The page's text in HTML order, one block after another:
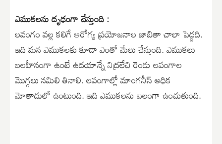
ఎముకలను దృఢంగా చేస్తుంది :
లవంగం వల్ల కలిగే ఆరోగ్య ప్రయోజనాల జాబితా చాలా పెద్దది.
ఇది మన ఎముకలకు కూడా ఎంతో మేలు చేస్తుంది. ఎముకలు
బలహీనంగా ఉంటే ఉదయాన్నే నిద్రలేచి రెండు లవంగాల
మొగ్గలు నమిలి తినాలి. లవంగాల్లో మాంగనీస్ అధిక
మోతాదులో ఉంటుంది. ఇది ఎముకలను బలంగా ఉంచుతుంది.